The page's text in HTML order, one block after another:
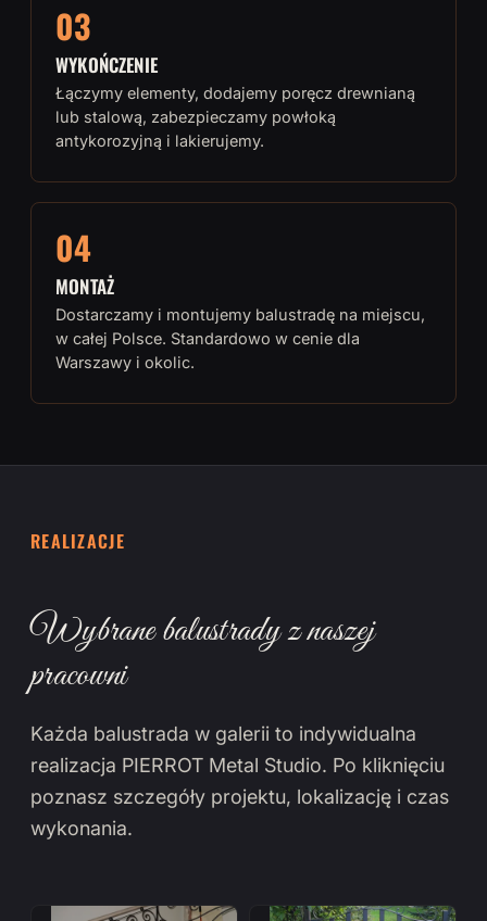
03
WYKOŃCZENIE
Łączymy elementy, dodajemy poręcz drewnianą
lub stalową, zabezpieczamy powłoką
antykorozyjną i lakierujemy.
04
MONTAŻ
Dostarczamy i montujemy balustradę na miejscu,
w całej Polsce. Standardowo w cenie dla
Warszawy i okolic.
REALIZACJE
Wybrane balustrady z naszej
pracowni
Każda balustrada w galerii to indywidualna
realizacja PIERROT Metal Studio. Po kliknięciu
poznasz szczegóły projektu, lokalizację i czas
wykonania.